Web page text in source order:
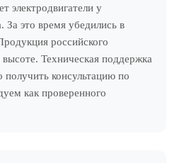
электродвигатели у
это время убедились в
российского
высоте. Техническая поддержка
консультацию по
как проверенного